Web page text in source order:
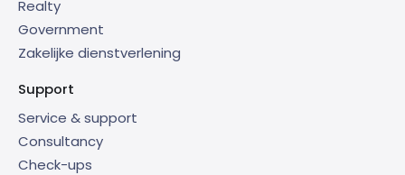
Realty
Government
Zakelijke dienstverlening
Support
Service & support
Consultancy
Check-ups